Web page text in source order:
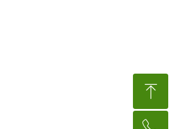
ꁸ
回到顶部